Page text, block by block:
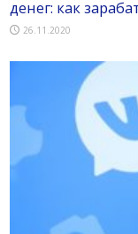
денег: как
26.11.2020